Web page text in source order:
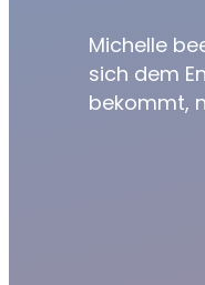
Michelle
sich dem
bekommt,